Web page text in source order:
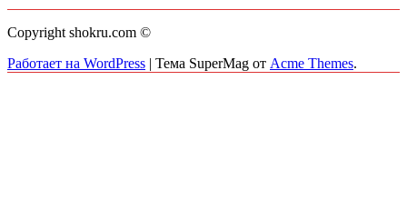
Copyright shokru.com ©
Работает на WordPress | Тема SuperMag от Acme Themes.